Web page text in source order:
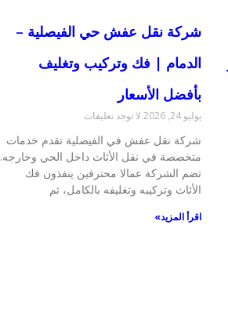
شركة نقل عفش حي الفيصلية –
الدمام | فك وتركيب وتغليف
بأفضل الأسعار
يوليو 24, 2026 لا توجد تعليقات
شركة نقل عفش في الفيصلية تقدم خدمات
متخصصة في نقل الأثاث داخل الحي وخارجه.
تضم الشركة عمالا محترفين ينفذون فك
الأثاث وتركيبه وتغليفه بالكامل، ثم
اقرأ المزيد»